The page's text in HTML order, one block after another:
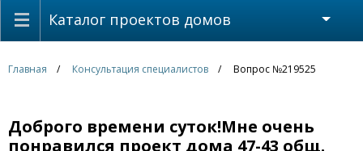
Каталог проектов домов
Главная Консультация специалистов Вопрос №219525
Доброго времени суток!Мне очень
понравился проект дома 47-43 общ.